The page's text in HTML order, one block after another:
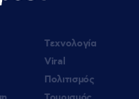
Τεχνολογία
Viral
Πολιτισμός